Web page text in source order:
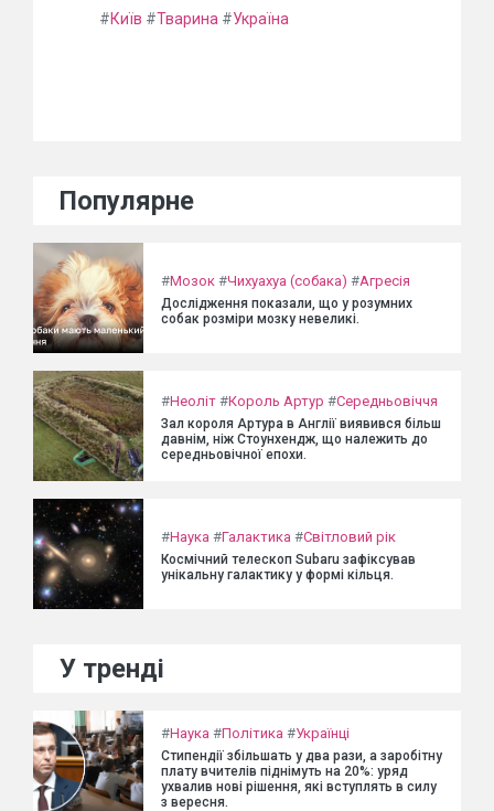
#Київ #Тварина #Україна
Популярне
#Мозок #Чихуахуа (собака) #Агресія
Дослідження показали, що у розумних
собак розміри мозку невеликі.
#Неоліт #Король Артур #Середньовіччя
Зал короля Артура в Англії виявився більш
давнім, ніж Стоунхендж, що належить до
середньовічної епохи.
#Наука #Галактика #Світловий рік
Космічний телескоп Subaru зафіксував
унікальну галактику у формі кільця.
У тренді
#Наука #Політика #Українці
Стипендії збільшать у два рази, а заробітну
плату вчителів піднімуть на 20%: уряд
ухвалив нові рішення, які вступлять в силу
з вересня.